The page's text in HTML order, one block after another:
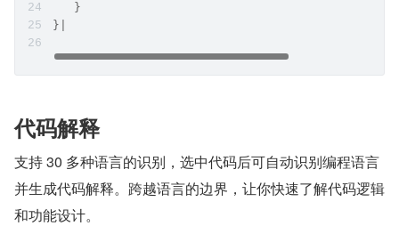
   }
}|
代码解释
支持 30 多种语言的识别，选中代码后可自动识别编程语言
并生成代码解释。跨越语言的边界，让你快速了解代码逻辑
和功能设计。